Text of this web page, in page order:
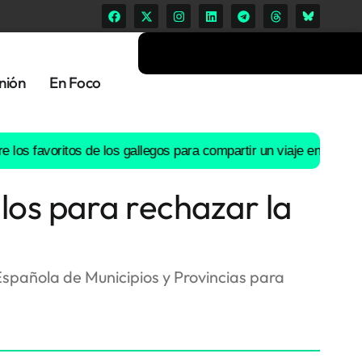
En Foco
los gallegos para compartir un viaje en cocheEl río Lérez,
para rechazar la
de Municipios y Provincias para